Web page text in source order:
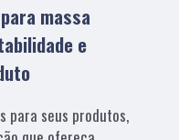
massa
e
para seus produtos,